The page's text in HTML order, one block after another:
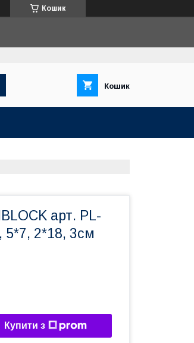
Кошик
Кошик
арт. PL-
5*7, 2*18, 3см
Купити з